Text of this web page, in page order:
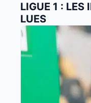
LIGUE 1 : LES
LUES